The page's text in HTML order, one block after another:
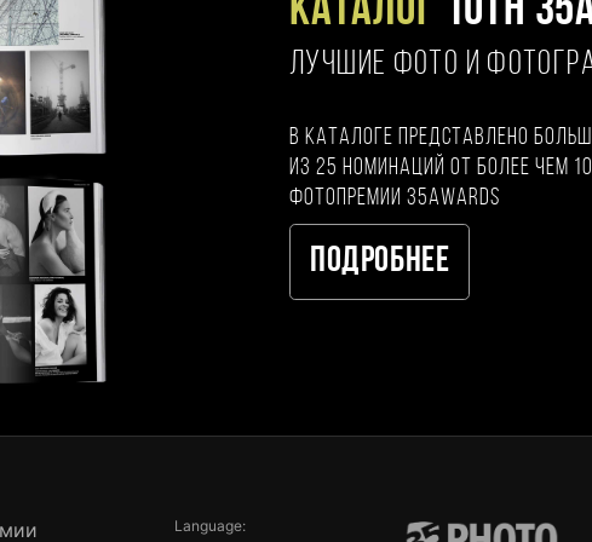
Каталог 10TH
ЛУЧШИЕ ФОТО И
В каталоге представлено
из 25 номинаций от более чем
фотопремии 35AWARDS
Подробнее
Language: